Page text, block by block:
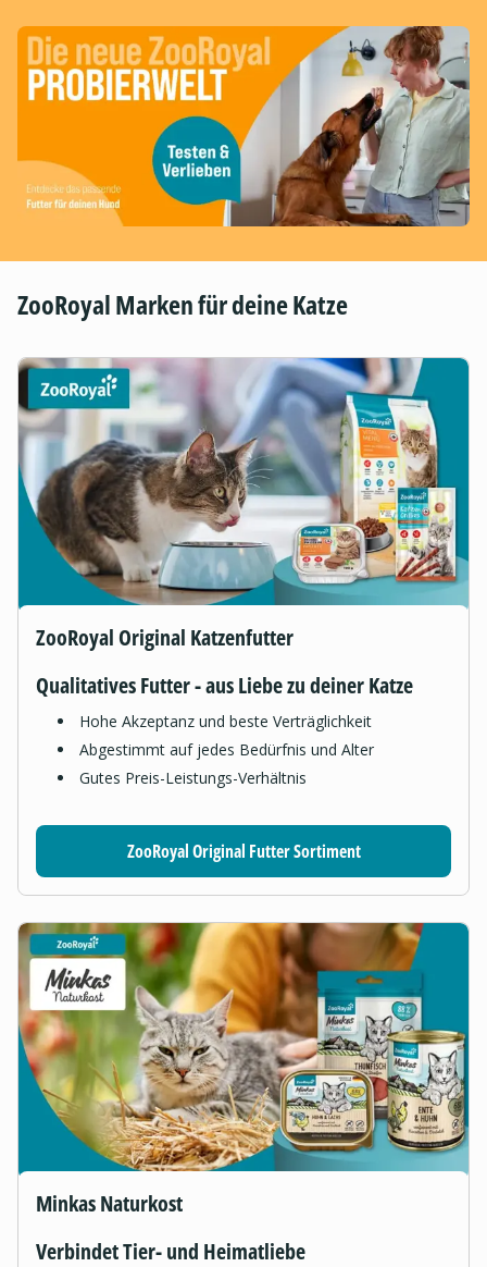
ZooRoyal Marken für deine Katze
ZooRoyal Original Katzenfutter
Qualitatives Futter - aus Liebe zu deiner Katze
Hohe Akzeptanz und beste Verträglichkeit
Abgestimmt auf jedes Bedürfnis und Alter
Gutes Preis-Leistungs-Verhältnis
ZooRoyal Original Futter Sortiment
Minkas Naturkost
Verbindet Tier- und Heimatliebe